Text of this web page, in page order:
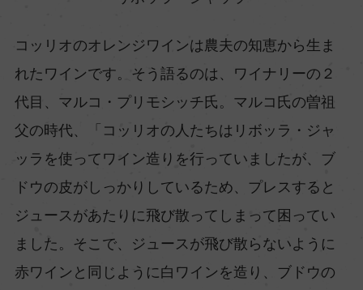
コッリオのオレンジワインは農夫の知恵から生ま
れたワインです。そう語るのは、ワイナリーの２
代目、マルコ・プリモシッチ氏。マルコ氏の曽祖
父の時代、「コッリオの人たちはリボッラ・ジャ
ッラを使ってワイン造りを行っていましたが、ブ
ドウの皮がしっかりしているため、プレスすると
ジュースがあたりに飛び散ってしまって困ってい
ました。そこで、ジュースが飛び散らないように
赤ワインと同じように白ワインを造り、ブドウの